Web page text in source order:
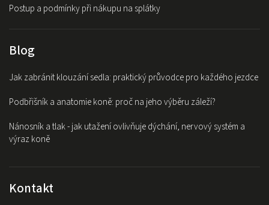
Postup a podmínky při nákupu na splátky
Blog
Jak zabránit klouzání sedla: praktický průvodce pro každého jezdce
Podbřišník a anatomie koně: proč na jeho výběru záleží?
Nánosník a tlak - jak utažení ovlivňuje dýchání, nervový systém a
výraz koně
Kontakt